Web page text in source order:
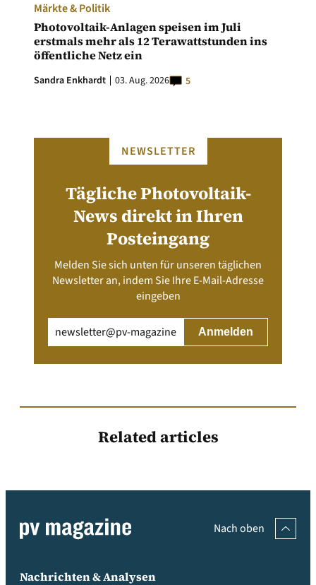
Märkte & Politik
Photovoltaik-Anlagen speisen im Juli
erstmals mehr als 12 Terawattstunden ins
öffentliche Netz ein
Sandra Enkhardt 03. Aug. 2026 5
NEWSLETTER
Tägliche Photovoltaik-
News direkt in Ihren
Posteingang
Melden Sie sich unten für unseren täglichen
Newsletter an, indem Sie Ihre E-Mail-Adresse
eingeben
(erforderlich)
Related articles
Nach oben
Nachrichten & Analysen